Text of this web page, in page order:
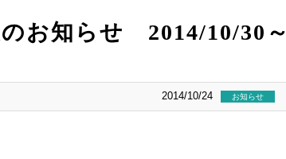
お知らせ 2014/10/30～
2014/10/24 お知らせ